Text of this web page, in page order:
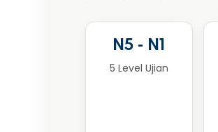
N5 - N1
5 Level Ujian